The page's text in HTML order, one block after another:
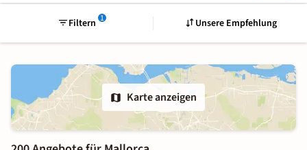
1
Filtern Unsere Empfehlung
Karte anzeigen